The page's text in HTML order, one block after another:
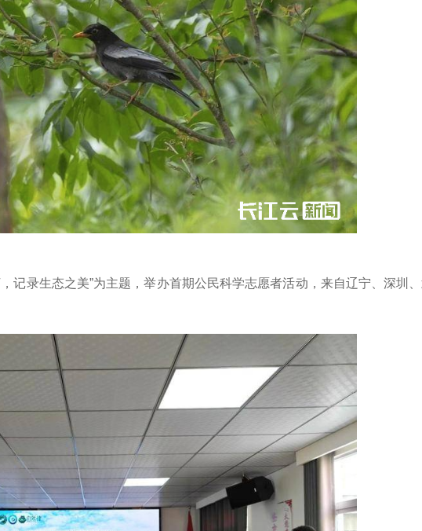
记录生态之美”为主题，举办首期公民科学志愿者活动，来自辽宁、深圳